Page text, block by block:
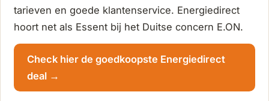
tarieven en goede klantenservice. Energiedirect
hoort net als Essent bij het Duitse concern E.ON.
Check hier de goedkoopste Energiedirect
deal →